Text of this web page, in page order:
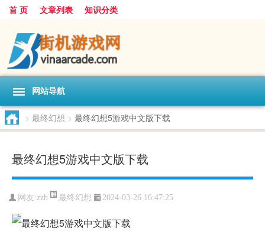
首 页 文章列表 知识分类
网站导航
> 最终幻想 > 最终幻想5游戏中文版下载
最终幻想5游戏中文版下载
网友:zzh 最终幻想 2024-03-26 16:47:25